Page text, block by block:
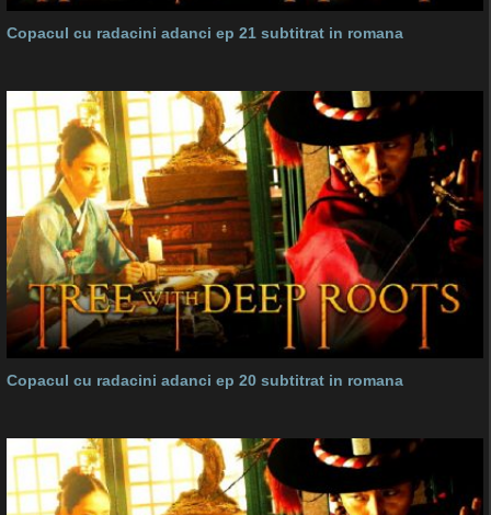
Copacul cu radacini adanci ep 21 subtitrat in romana
Copacul cu radacini adanci ep 20 subtitrat in romana